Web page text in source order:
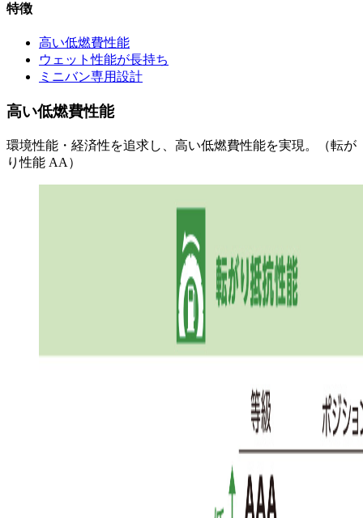
特徴
高い低燃費性能
ウェット性能が長持ち
ミニバン専用設計
高い低燃費性能
環境性能・経済性を追求し、高い低燃費性能を実現。（転が
り性能 AA）